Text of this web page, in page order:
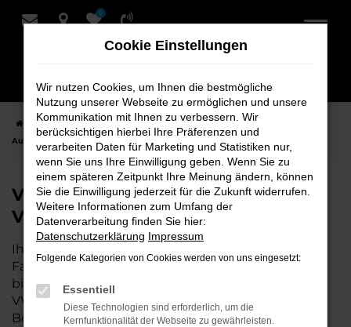
Zum
0
Startseite Hersteller VW
VW ID.5 bei Schmidt + Koch - Ihr VW
Autohaus
VW ID.5 bei Schmidt + Koch - Ihr
VW Autohaus
Ihr VW Autohaus – die perfekte Wahl für all Ihre
Fahrzeugbedürfnisse. Als erfahrene Experten
bieten wir Ihnen nicht nur eine breite Auswahl an
VW Fahrzeugen, sondern auch eine umfassende
Beratung, die individuell auf Ihre Wünsche und
Cookie Einstellungen
Wir nutzen Cookies, um Ihnen die bestmögliche
Nutzung unserer Webseite zu ermöglichen und unsere
Kommunikation mit Ihnen zu verbessern. Wir
berücksichtigen hierbei Ihre Präferenzen und
verarbeiten Daten für Marketing und Statistiken nur,
wenn Sie uns Ihre Einwilligung geben. Wenn Sie zu
einem späteren Zeitpunkt Ihre Meinung ändern, können
Sie die Einwilligung jederzeit für die Zukunft widerrufen.
Weitere Informationen zum Umfang der
Datenverarbeitung finden Sie hier:
Datenschutzerklärung Impressum
Folgende Kategorien von Cookies werden von uns eingesetzt:
Essentiell
Diese Technologien sind erforderlich, um die
Kernfunktionalität der Webseite zu gewährleisten.